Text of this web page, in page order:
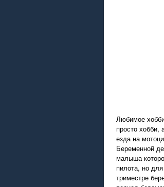
Любимое
просто хобби,
езда на
Беременной
малыша
пилота, но
триместре